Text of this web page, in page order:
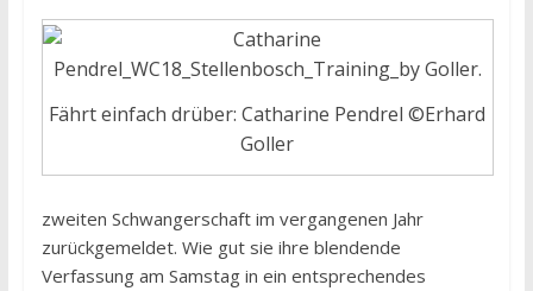
Fährt einfach drüber: Catharine Pendrel ©Erhard
Goller
zweiten Schwangerschaft im vergangenen Jahr
zurückgemeldet. Wie gut sie ihre blendende
Verfassung am Samstag in ein entsprechendes